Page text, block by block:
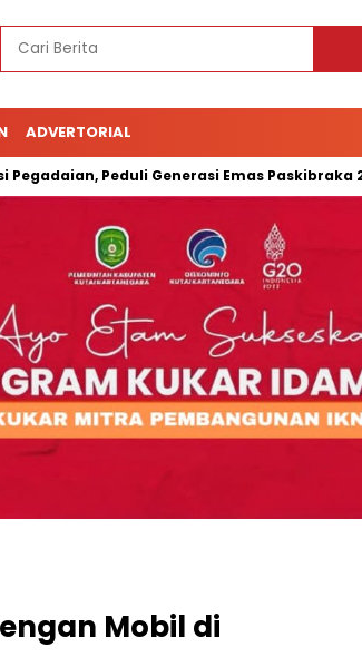
ADVERTORIAL
Peduli Generasi Emas Paskibraka 2023
Mobil di